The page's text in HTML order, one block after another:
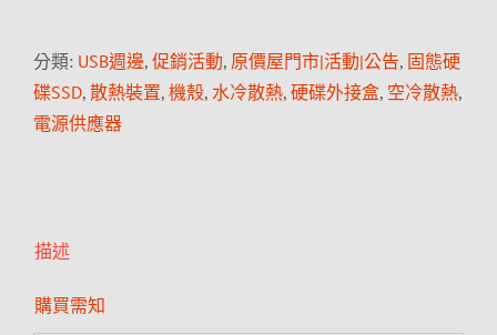
分類: USB週邊, 促銷活動, 原價屋門市|活動|公告, 固態硬
碟SSD, 散熱裝置, 機殼, 水冷散熱, 硬碟外接盒, 空冷散熱,
電源供應器
描述
購買需知